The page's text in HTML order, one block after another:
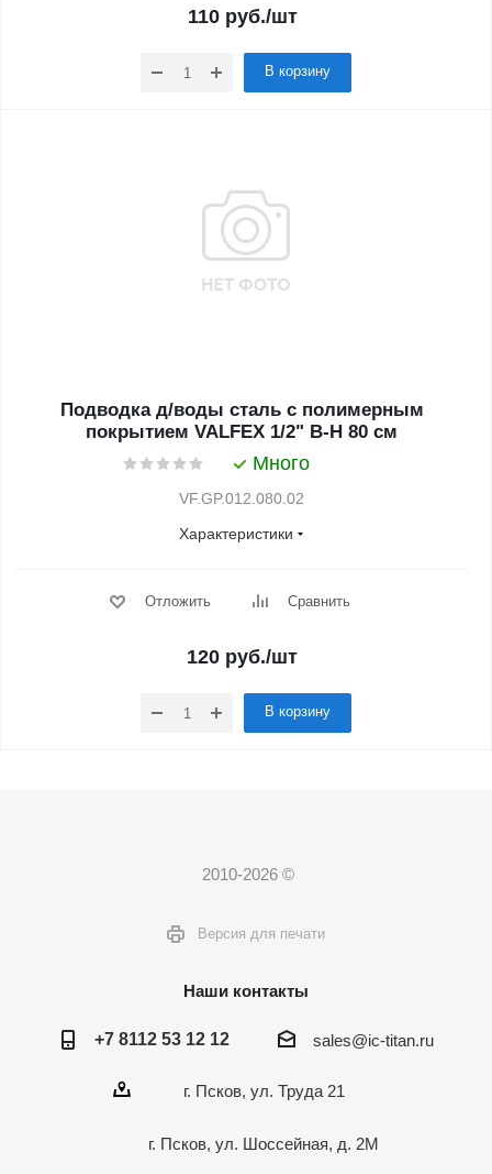
110руб./шт
В корзину
Подводка д/воды сталь с полимерным
покрытием VALFEX 1/2" В-Н 80 см
Много
VF.GP.012.080.02
Характеристики
Отложить Сравнить
120 руб./шт
В корзину
2010-2026 ©
Версия для печати
Наши контакты
+7 8112 53 12 12 sales@ic-titan.ru
г. Псков, ул. Труда 21
г. Псков, ул. Шоссейная, д. 2М